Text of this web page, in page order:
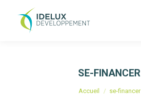
SE-FINANCER
Vous êtes ici :
Accueil se-financer